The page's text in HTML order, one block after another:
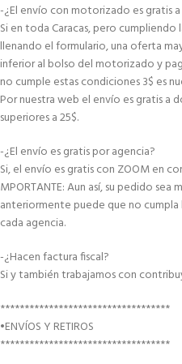
-¿El envío con motorizado es gratis
Si en toda Caracas, pero
llenando el formulario, una oferta
inferior al bolso del motorizado y
no cumple estas condiciones 3$ es
Por nuestra web el envío es gratis a
superiores a 25$.
-¿El envío es gratis por agencia?
Si, el envío es gratis con ZOOM en
MPORTANTE: Aun así, su pedido
anteriormente puede que no
cada agencia.
-¿Hacen factura fiscal?
Si y también trabajamos con
***********************************
•ENVÍOS Y RETIROS
***********************************